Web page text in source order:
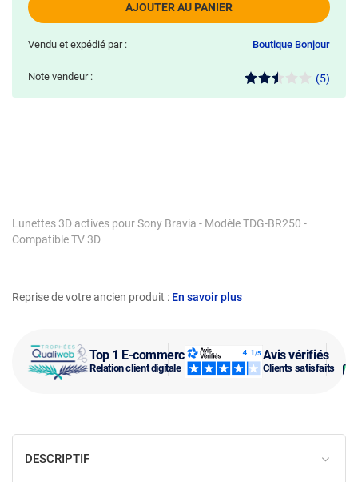
Top 1 E-commerce
Relation client digitale
Avis vérifiés
Clients satisfaits
Reprise de votre ancien produit : En savoir plus
Lunettes 3D actives pour Sony Bravia - Modèle TDG-BR250 -
Compatible TV 3D
AJOUTER AU PANIER
Vendu et expédié par : Boutique Bonjour
Note vendeur : (5)
DESCRIPTIF